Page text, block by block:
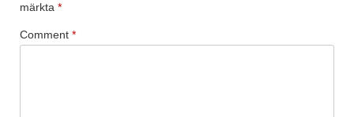
märkta *
Comment *